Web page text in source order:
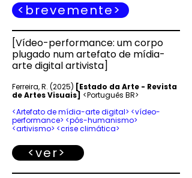
<brevemente>
[Vídeo-performance: um corpo
plugado num artefato de mídia-
arte digital artivista]​
Ferreira, R. (2025) [Estado da Arte - Revista
de Artes Visuais] <Português BR>
<Artefato de mídia-arte digital> <vídeo-
performance> <pós-humanismo>
<artivismo> <crise climática>
<ver>